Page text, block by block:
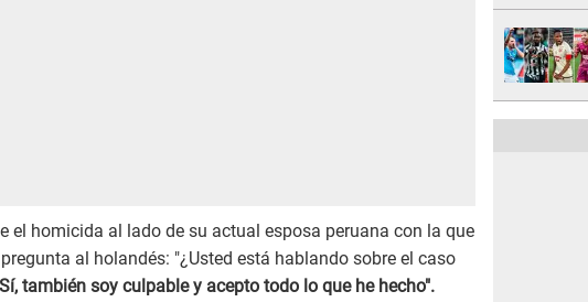
el homicida al lado de su actual esposa peruana con la que
al holandés: "¿Usted está hablando sobre el caso
también soy culpable y acepto todo lo que he hecho".